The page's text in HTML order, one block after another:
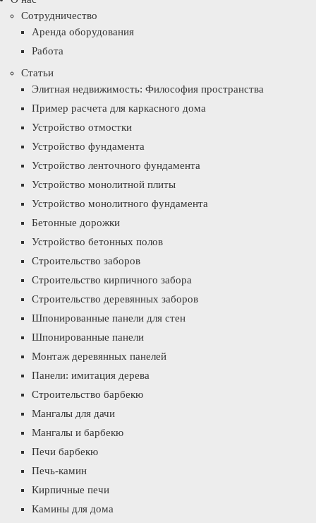
Сотрудничество
Аренда оборудования
Работа
Статьи
Элитная недвижимость: Философия пространства
Пример расчета для каркасного дома
Устройство отмостки
Устройство фундамента
Устройство ленточного фундамента
Устройство монолитной плиты
Устройство монолитного фундамента
Бетонные дорожки
Устройство бетонных полов
Строительство заборов
Строительство кирпичного забора
Строительство деревянных заборов
Шпонированные панели для стен
Шпонированные панели
Монтаж деревянных панелей
Панели: имитация дерева
Строительство барбекю
Мангалы для дачи
Мангалы и барбекю
Печи барбекю
Печь-камин
Кирпичные печи
Камины для дома